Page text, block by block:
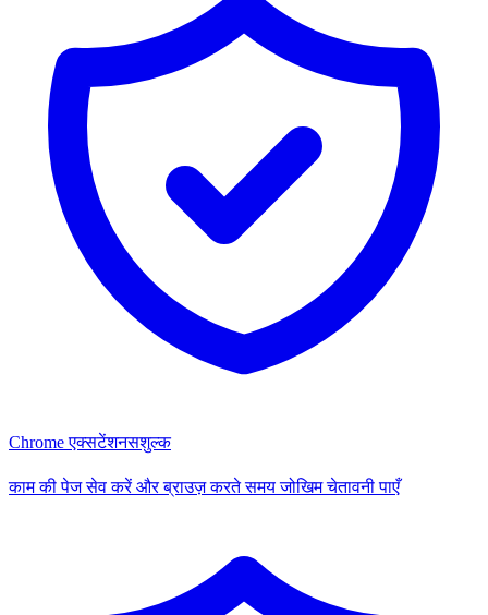
Chrome एक्सटेंशनसशुल्क
काम की पेज सेव करें और ब्राउज़ करते समय जोखिम चेतावनी पाएँ